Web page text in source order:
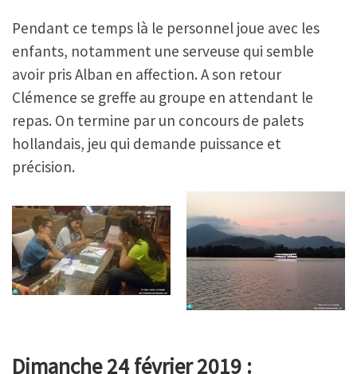
Pendant ce temps là le personnel joue avec les
enfants, notamment une serveuse qui semble
avoir pris Alban en affection. A son retour
Clémence se greffe au groupe en attendant le
repas. On termine par un concours de palets
hollandais, jeu qui demande puissance et
précision.
Dimanche 24 février 2019 :